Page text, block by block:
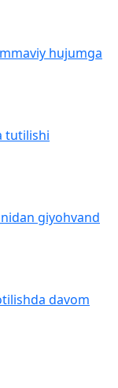
hujumga
tutilishi
giyohvand
davom